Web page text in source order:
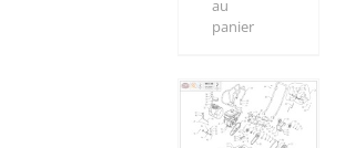
au
panier